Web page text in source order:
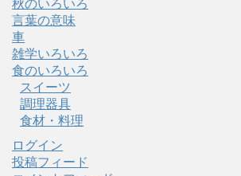
秋のいろいろ
言葉の意味
車
雑学いろいろ
食のいろいろ
スイーツ
調理器具
食材・料理
ログイン
投稿フィード